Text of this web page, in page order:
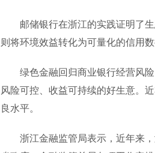
邮储银行在浙江的实践证明了生
则将环境效益转化为可量化的信用
绿色金融回归商业银行经营风险
风险可控、收益可持续的好生意。
良水平。
浙江金融监管局表示，近年来，